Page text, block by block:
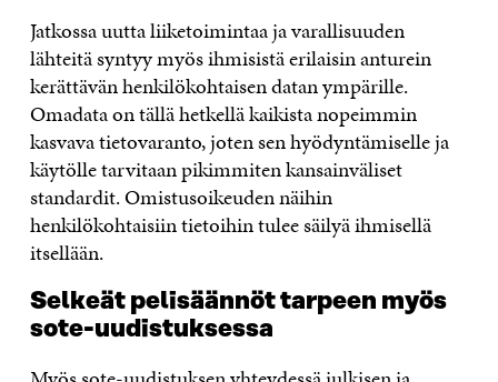
Jatkossa uutta liiketoimintaa ja varallisuuden
lähteitä syntyy myös ihmisistä erilaisin anturein
kerättävän henkilökohtaisen datan ympärille.
Omadata on tällä hetkellä kaikista nopeimmin
kasvava tietovaranto, joten sen hyödyntämiselle ja
käytölle tarvitaan pikimmiten kansainväliset
standardit. Omistusoikeuden näihin
henkilökohtaisiin tietoihin tulee säilyä ihmisellä
itsellään.
Selkeät pelisäännöt tarpeen myös
sote-uudistuksessa